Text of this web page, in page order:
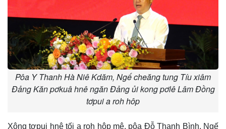
Pôa Y Thanh Hà Niê Kdăm, Ngế cheăng tung Tíu xiâm
Đảng Kăn pơkuâ hnê ngăn Đảng ủi kong pơlê Lâm Đồng
tơpui a roh hôp
Xông tơpui hnê tối a roh hôp mê, pôa Đỗ Thanh Bình, Ngế